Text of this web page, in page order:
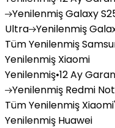
YenilenmişGalaxy
Ultra Yenilenmiş
Tüm Yenilenmiş
Yenilenmiş Xiaomi
Yenilenmiş•12 Ay
Yenilenmiş Redmi
Tüm Yenilenmiş
Yenilenmiş Huawei